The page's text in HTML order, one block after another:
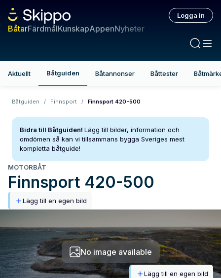
BåtarFärdmålKunskapAppenNyheter
Logga in
Aktuellt Båtguiden Båtannonser Båttester
Båtguiden / Finnsport / Finnsport 420-500
Bidra till Båtguiden! Lägg till bilder, information och
omdömen så kan vi tillsammans bygga Sveriges mest
kompletta båtguide!
MOTORBÅT
Finnsport 420-500
Lägg till en egen bild
No image available
Lägg till en egen bild